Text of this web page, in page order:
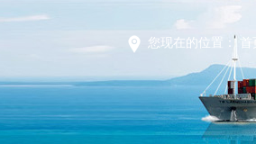
您现在的位置： 首